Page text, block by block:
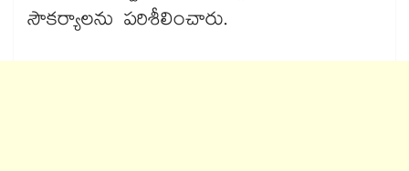
సౌకర్యాలను పరిశీలించారు.